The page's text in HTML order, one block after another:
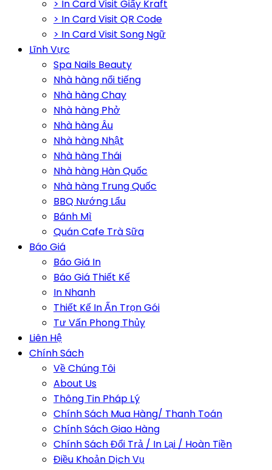
> In Card Visit Giấy Kraft
> In Card Visit QR Code
> In Card Visit Song Ngữ
Lĩnh Vực
Spa Nails Beauty
Nhà hàng nổi tiếng
Nhà hàng Chay
Nhà hàng Phở
Nhà hàng Âu
Nhà hàng Nhật
Nhà hàng Thái
Nhà hàng Hàn Quốc
Nhà hàng Trung Quốc
BBQ Nướng Lẩu
Bánh Mì
Quán Cafe Trà Sữa
Báo Giá
Báo Giá In
Báo Giá Thiết Kế
In Nhanh
Thiết Kế In Ấn Trọn Gói
Tư Vấn Phong Thủy
Liên Hệ
Chính Sách
Về Chúng Tôi
About Us
Thông Tin Pháp Lý
Chính Sách Mua Hàng/ Thanh Toán
Chính Sách Giao Hàng
Chính Sách Đổi Trả / In Lại / Hoàn Tiền
Điều Khoản Dịch Vụ